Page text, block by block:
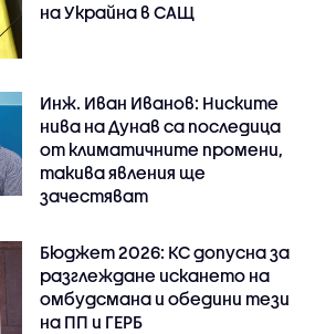
на Украйна в САЩ
Инж. Иван Иванов: Ниските
нива на Дунав са последица
от климатичните промени,
такива явления ще
зачестяват
Бюджет 2026: КС допусна за
разглеждане искането на
омбудсмана и обедини тези
на ПП и ГЕРБ